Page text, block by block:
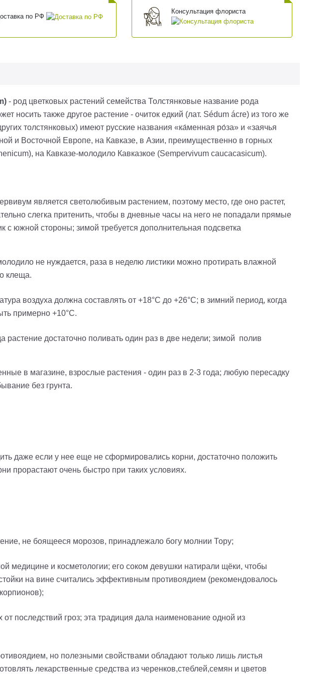
по РФ
Консультация флориста
- род цветковых растений семейства Толстянковые название рода
носить также другое растение - очиток едкий (лат. Sédum ácre) из того же
толстянковых) имеют русские названия «ка́менная ро́за» и «заячья
и Восточной Европе, на Кавказе, в Азии, преимущественно в горных
), на Кавказе-молодило Кавказкое (Sempervivum caucacasicum).
является светолюбивым растением, поэтому место, где оно растет,
слегка притенить, чтобы в дневные часы на него не попадали прямые
южной стороны; зимой требуется дополнительная подсветка
не нуждается, раза в неделю листики можно протирать влажной
клеща.
воздуха должна составлять от +18°C до +26°C; в зимний период, когда
примерно +10°C.
достаточно поливать один раз в две недели; зимой полив
в магазине, взрослые растения - один раз в 2-3 года; любую пересадку
без грунта.
даже если у нее еще не сформировались корни, достаточно положить
прорастают очень быстро при таких условиях.
не боящееся морозов, принадлежало богу молнии Тору;
медицине и косметологии; его соком девушки натирали щёки, чтобы
на вине считались эффективным противоядием (рекомендовалось
последствий гроз; эта традиция дала наименование одной из
но полезными свойствами обладают только лишь листья
лекарственные средства из черенков,стеблей,семян и цветов